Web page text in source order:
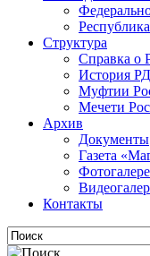
Структура
Справка
История
Муфтии
Мечети
Архив
Документы
Газета
Контакты